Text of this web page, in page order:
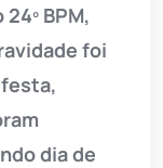
BPM,
foi
dia de